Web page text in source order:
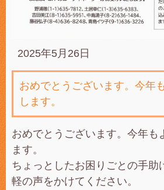
2025年5月26日
おめでとうございます。今年
します。
おめでとうございます。今年も
ます。
ちょっとしたお困りごとの手助
軽の声をかけてください。